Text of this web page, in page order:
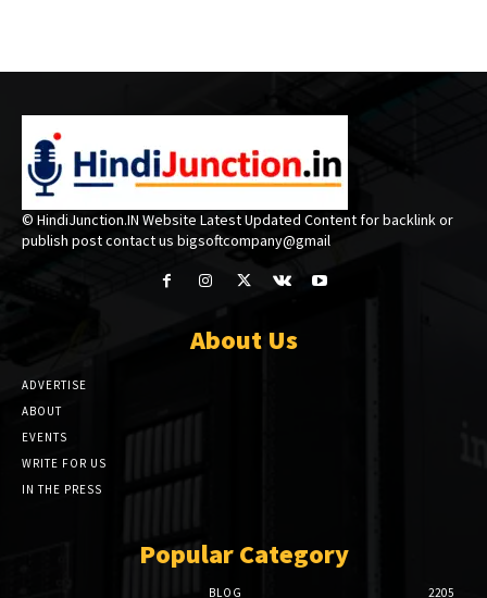
© HindiJunction.IN Website Latest Updated Content for backlink or
publish post contact us bigsoftcompany@gmail
About Us
ADVERTISE
ABOUT
EVENTS
WRITE FOR US
IN THE PRESS
Popular Category
BLOG 2205